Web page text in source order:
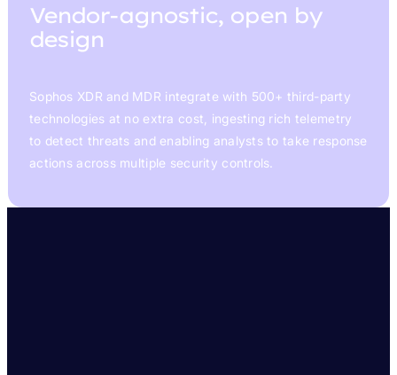
Vendor-agnostic, open by
design
Sophos XDR and MDR integrate with 500+ third-party
technologies at no extra cost, ingesting rich telemetry
to detect threats and enabling analysts to take response
actions across multiple security controls.